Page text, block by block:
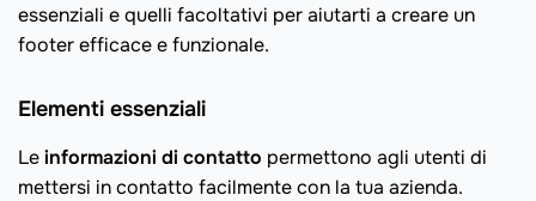
essenziali e quelli facoltativi per aiutarti a creare un
footer efficace e funzionale.
Elementi essenziali
Leinformazioni di contatto permettono agli utenti di
mettersi in contatto facilmente con la tua azienda.